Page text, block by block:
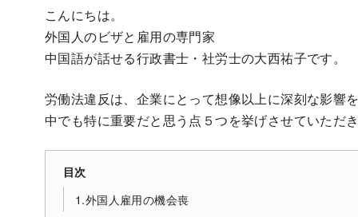
こんにちは。
外国人のビザと雇用の専門家
中国語が話せる行政書士・社労士の大西祐子です。
労働法違反は、企業にとって想像以上に深刻な影響を
中でも特に重要だと思う点５つを挙げさせていただき
目次
1.外国人雇用の機会喪